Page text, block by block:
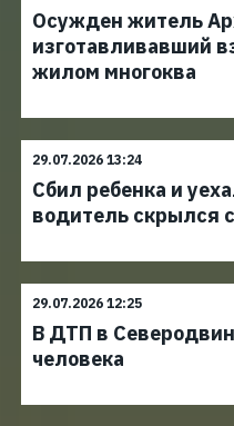
Осужден житель
изготавливавший
жилом многоква
29.07.2026 13:24
Сбил ребенка и
водитель скрылся
29.07.2026 12:25
В ДТП в
человека